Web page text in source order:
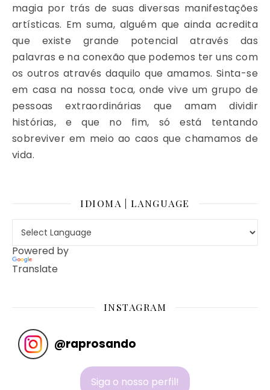
magia por trás de suas diversas manifestações
artísticas. Em suma, alguém que ainda acredita
que existe grande potencial através das
palavras e na conexão que podemos ter uns com
os outros através daquilo que amamos. Sinta-se
em casa na nossa toca, onde vive um grupo de
pessoas extraordinárias que amam dividir
histórias, e que no fim, só está tentando
sobreviver em meio ao caos que chamamos de
vida.
IDIOMA | LANGUAGE
Powered by
Translate
INSTAGRAM
@raprosando
Siga o nosso perfil!